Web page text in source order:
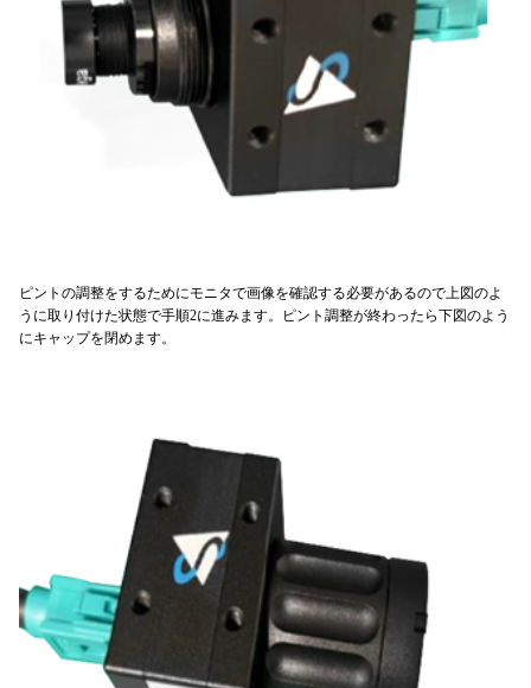
ピントの調整をするためにモニタで画像を確認する必要があるので上図のよ
うに取り付けた状態で手順2に進みます。ピント調整が終わったら下図のよう
にキャップを閉めます。